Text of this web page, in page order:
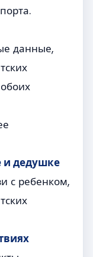
данные,
и дедушке
с ребенком,